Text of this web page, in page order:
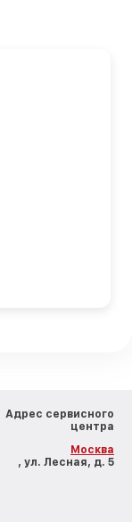
Адрес сервисного
центра
Москва
, ул. Лесная, д. 5